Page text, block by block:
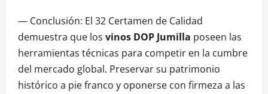
— Conclusión: El 32 Certamen de Calidad
demuestra que los vinos DOP Jumilla poseen las
herramientas técnicas para competir en la cumbre
del mercado global. Preservar su patrimonio
histórico a pie franco y oponerse con firmeza a las